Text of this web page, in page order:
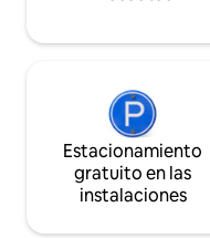
Estacionamiento
gratuito en las
instalaciones